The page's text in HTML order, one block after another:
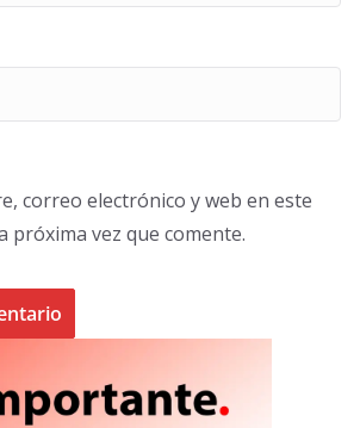
correo electrónico y web en este
próxima vez que comente.